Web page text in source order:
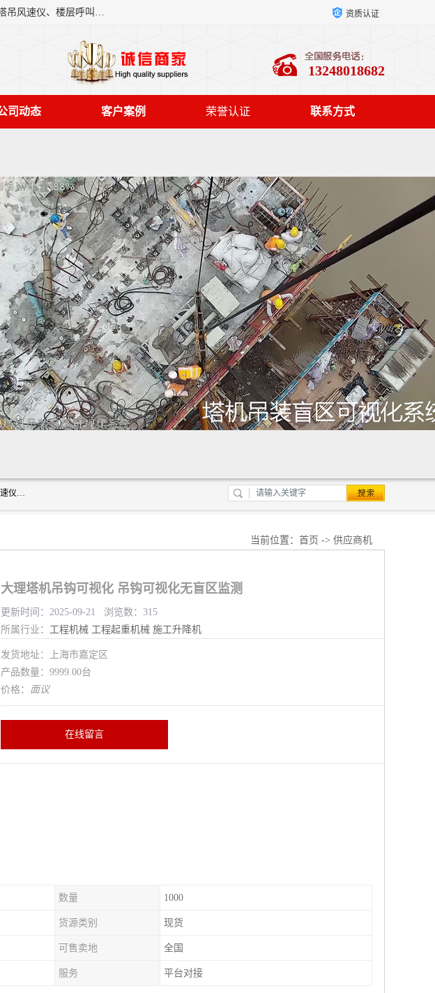
上海融瑞环保科技有限公司是吊钩可视化、塔吊黑匣子、扬尘监测系统、塔吊监控系统、扬尘环境监测、塔吊风速仪、楼层呼叫器、主令控制器、人脸识别、风速仪等一系列环保设备的研发生产销售为一体的专业化公司。 资质认证
13248018682
司动态 客户案例 荣誉认证 联系方式
上海融瑞环保科技有限公司是吊钩可视化、塔吊黑匣子、扬尘监测系统、塔吊监控系统、扬尘环境监测、塔吊风速仪、楼层呼叫器、主令控制器、人脸识别、风速仪等一系列环保设备的研发生产销售为一体的专业化公司。
当前位置： 首页 -> 供应商机
大理塔机吊钩可视化 吊钩可视化无盲区监测
更新时间：2025-09-21 浏览数：315
所属行业： 工程机械 工程起重机械 施工升降机
发货地址：上海市嘉定区
产品数量：9999.00台
价格： 面议
在线留言
数量 1000
货源类别 现货
可售卖地 全国
服务 平台对接